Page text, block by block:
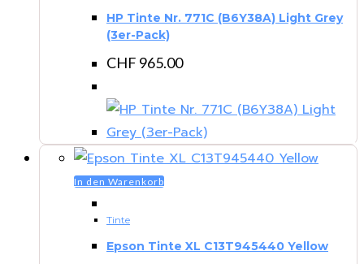
HP Tinte Nr. 771C (B6Y38A) Light Grey
(3er-Pack)
CHF 965.00
In den Warenkorb
Tinte
Epson Tinte XL C13T945440 Yellow